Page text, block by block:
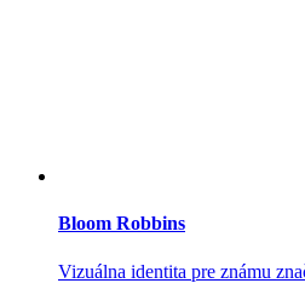
Bloom Robbins
Vizuálna identita pre známu